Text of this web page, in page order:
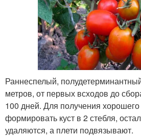
Раннеспелый,
метров, от первых всходов до
100 дней. Для получения
формировать куст в 2 стебля,
удаляются, а плети подвязывают.